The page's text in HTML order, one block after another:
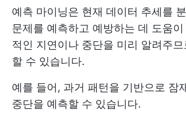
예측 마이닝은 현재 데이터 추세를
문제를 예측하고 예방하는 데 도움
적인 지연이나 중단을 미리 알려주
할 수 있습니다.
예를 들어, 과거 패턴을 기반으로 잠
중단을 예측할 수 있습니다.